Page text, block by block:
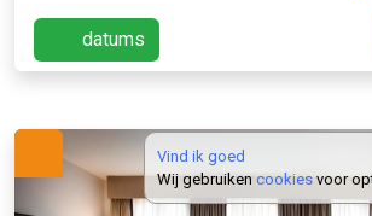
aangenaam verblijf. Ontdek de charme
je verblijf bij D-reizen!
datums
Vind ik goed
Wij gebruiken cookies voor